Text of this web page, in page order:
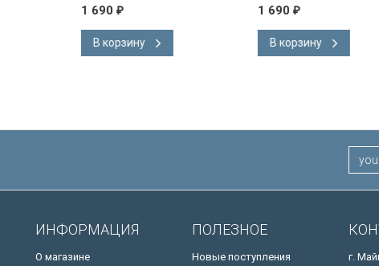
слова
Короля Иакова на
английском языке.
Словарь, карты, закладка,
подарочная вкладка, слова
1 690₽
В корзину
40₽
В корзину
ИНФОРМАЦИЯ
О магазине
ПОЛЕЗНОЕ
Новые поступления
г.